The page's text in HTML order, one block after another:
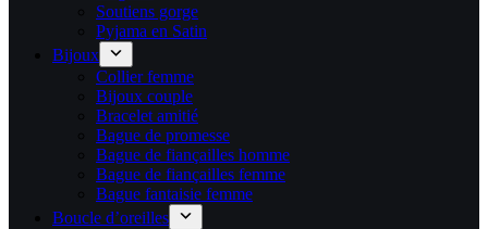
Soutiens gorge
Pyjama en Satin
Bijoux
Collier femme
Bijoux couple
Bracelet amitié
Bague de promesse
Bague de fiançailles homme
Bague de fiançailles femme
Bague fantaisie femme
Boucle d’oreilles